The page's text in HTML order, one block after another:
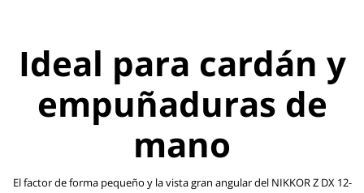
Ideal para cardán y
empuñaduras de
mano
El factor de forma pequeño y la vista gran angular del NIKKOR Z DX 12-